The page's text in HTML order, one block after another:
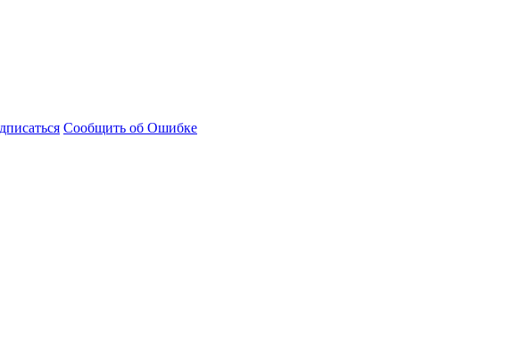
Сообщить об Ошибке